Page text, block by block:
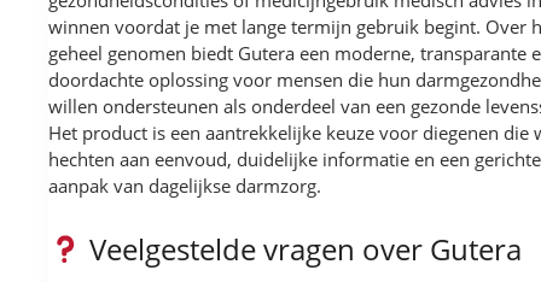
winnen voordat je met lange termijn gebruik begint. Over
geheel genomen biedt Gutera een moderne, transparante
doordachte oplossing voor mensen die hun
willen ondersteunen als onderdeel van een gezonde
Het product is een aantrekkelijke keuze voor diegenen die
hechten aan eenvoud, duidelijke informatie en een gerichte
aanpak van dagelijkse darmzorg.
Veelgestelde vragen over Gutera